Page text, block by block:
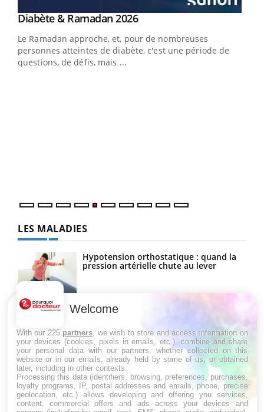
Youtube
Diabète & Ramadan 2026Youtube
Le Ramadan approche, et, pour de nombreuses
personnes atteintes de diabète, c'est une période de
questions, de défis, mais ...
LES MALADIES
Hypotension orthostatique : quand la
pression artérielle chute au lever
Drépanocytose : une déformation des
globules rouges aux conséquences
Maladie de Charcot (Sclérose latérale
amyotrophique)
Welcome
With our 225 partners , we wish to store and access information on
your devices (cookies, pixels in emails, etc.), combine and share
your personal data with our partners, whether collected on this
website or in our emails, already held by some of us, or obtained
later, including in other contexts.
Processing this data (identifiers, browsing, preferences, purchases,
loyalty programs, IP, postal addresses and emails, phone, precise
geolocation, etc.) allows developing and offering you services,
content, commercial offers and ads across your devices and